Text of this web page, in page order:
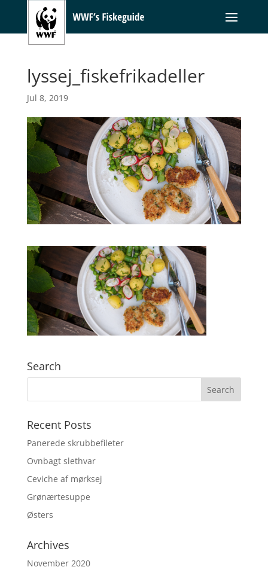
lyssej_fiskefrikadeller
Jul 8, 2019
Search
Recent Posts
Panerede skrubbefileter
Ovnbagt slethvar
Ceviche af mørksej
Grønærtesuppe
Østers
Archives
November 2020